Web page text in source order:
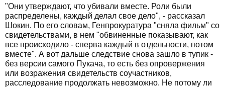
"Они утверждают, что убивали вместе. Роли были
распределены, каждый делал свое дело", - рассказал
Шокин. По его словам, Генпрокуратура "сняла фильм" со
свидетельствами, в нем "обвиненные показывают, как
все происходило - сперва каждый в отдельности, потом
вместе". А вот дальше следствие снова зашло в тупик -
без версии самого Пукача, то есть без опровержения
или возражения свидетельств соучастников,
расследование продолжать невозможно. Не потому ли